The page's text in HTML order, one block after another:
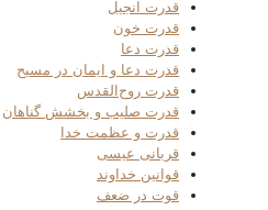
قدرت انجیل
قدرت خون
قدرت دعا
قدرت دعا و ایمان در مسیح
قدرت روح‌القدس
قدرت صلیب و بخشش گناهان
قدرت و عظمت خدا
قربانی عیسی
قوانین خداوند
قوت در ضعف